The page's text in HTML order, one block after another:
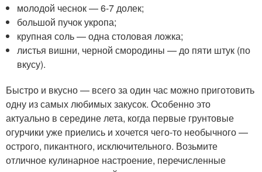
молодой чеснок — 6-7 долек;
большой пучок укропа;
крупная соль — одна столовая ложка;
листья вишни, черной смородины — до пяти штук (по
вкусу).
Быстро и вкусно — всего за один час можно приготовить
одну из самых любимых закусок. Особенно это
актуально в середине лета, когда первые грунтовые
огурчики уже приелись и хочется чего-то необычного —
острого, пикантного, исключительного. Возьмите
отличное кулинарное настроение, перечисленные